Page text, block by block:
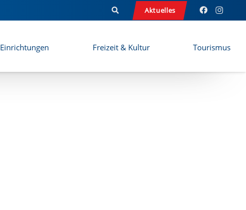
Aktuelles
Einrichtungen Freizeit & Kultur Tourismus